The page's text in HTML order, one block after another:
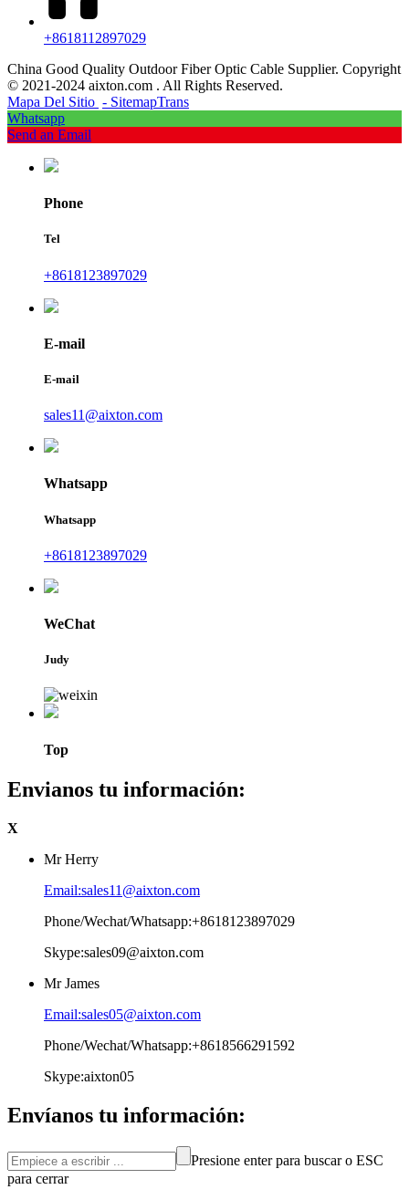
+8618112897029
China Good Quality Outdoor Fiber Optic Cable Supplier. Copyright
© 2021-2024 aixton.com . All Rights Reserved.
Mapa Del Sitio - SitemapTrans
Whatsapp
Send an Email
Phone
Tel
+8618123897029
E-mail
E-mail
sales11@aixton.com
Whatsapp
Whatsapp
+8618123897029
WeChat
Judy
Top
Envianos tu información:
X
Mr Herry
Email:sales11@aixton.com
Phone/Wechat/Whatsapp:+8618123897029
Skype:sales09@aixton.com
Mr James
Email:sales05@aixton.com
Phone/Wechat/Whatsapp:+8618566291592
Skype:aixton05
Envíanos tu información:
Presione enter para buscar o ESC
para cerrar